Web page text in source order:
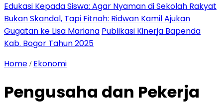
Edukasi Kepada Siswa: Agar Nyaman di Sekolah Rakyat
Bukan Skandal, Tapi Fitnah: Ridwan Kamil Ajukan
Gugatan ke Lisa Mariana Publikasi Kinerja Bapenda
Kab. Bogor Tahun 2025
Home / Ekonomi
Pengusaha dan Pekerja